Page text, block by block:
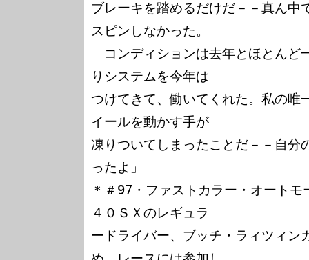
ブレーキを踏めるだけだ－－真ん中
スピンしなかった。
コンディションは去年とほとんど
りシステムを今年は
つけてきて、働いてくれた。私の唯
イールを動かす手が
凍りついてしまったことだ－－自分
ったよ」
＊＃97・ファストカラー・オート
４０ＳＸのレギュラ
ードライバー、ブッチ・ラィツィン